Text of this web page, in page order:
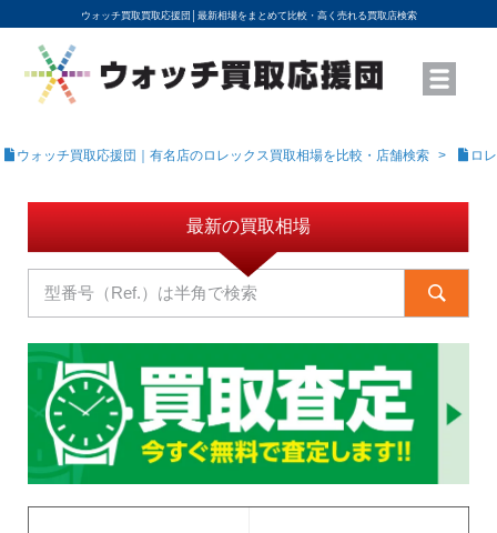
ウォッチ買取買取応援団│ 最新相場をまとめて比較・高く売れる買取店検索
YouTubeで動画を公開中
ROLEXモデル名から買取相場を調べる
高級時計ブランド名から買取相場を調べる
地域から買取店を探す
店舗名から買取店を探す
ブランド時計を高く売る方法
買取査定を依頼する
ウォッチ買取応援団｜有名店のロレックス買取相場を比較・店舗検索 ロ
最新の買取相場